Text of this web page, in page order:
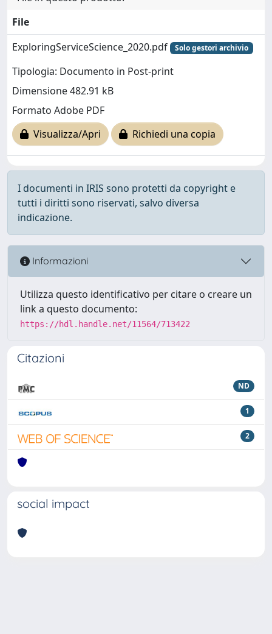
File
ExploringServiceScience_2020.pdf
Solo gestori archivio
Tipologia: Documento in Post-print
Dimensione 482.91 kB
Formato Adobe PDF
Visualizza/Apri
Richiedi una copia
I documenti in IRIS sono protetti da copyright e
tutti i diritti sono riservati, salvo diversa
indicazione.
Informazioni
Utilizza questo identificativo per citare o creare un
link a questo documento:
https://hdl.handle.net/11564/713422
Citazioni
ND
1
2
social impact